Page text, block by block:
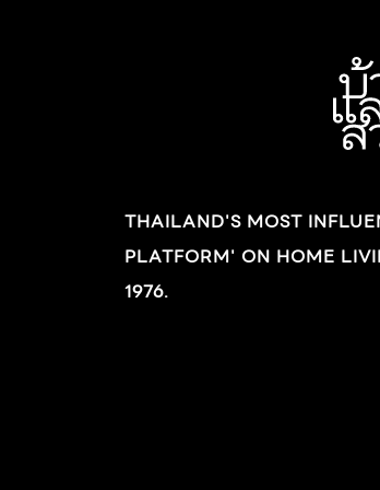
และผนังแตกล่อนมักเป็นผนังที่อยู่
หญ้าและสวน จึงเป็นไปได้ว่าเกิดจ
บริเวณดังกล่าวซึมผ่านผนัง วิธีแก้
สำหรับ “ผนังภายนอก” ให้เริ่มลอ
ขัดล้าง ขูดสี และกำจัดเชื้อราออก
คายความชื้นประมาณ 1 วัน 2. ส
ภายนอก” ให้ทาน้ำยากันซึมบนผิว
THAILAND'S MOST
PLATFORM' ON HOME
1976.